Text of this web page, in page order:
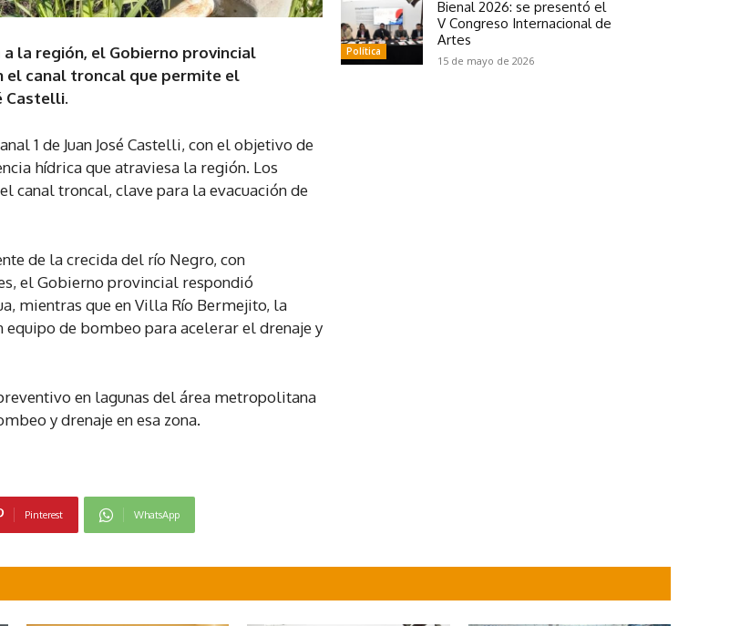
la región, el Gobierno provincial
el canal troncal que permite el
Castelli.
1 de Juan José Castelli, con el objetivo de
hídrica que atraviesa la región. Los
canal troncal, clave para la evacuación de
de la crecida del río Negro, con
el Gobierno provincial respondió
mientras que en Villa Río Bermejito, la
de bombeo para acelerar el drenaje y
en lagunas del área metropolitana
y drenaje en esa zona.
Pinterest WhatsApp
Política
Bienal 2026: se presentó el
V Congreso Internacional de
Artes
15 de mayo de 2026